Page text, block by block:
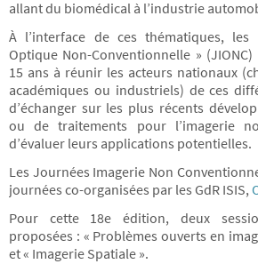
allant du biomédical à l’industrie
À l’interface de ces thématiques, les
Optique Non-Conventionnelle »
15 ans à réunir les acteurs nationaux
académiques ou industriels) de ces
d’échanger sur les plus récents
ou de traitements pour l’imagerie
d’évaluer leurs applications potentielles.
Les Journées Imagerie Non
journées co-organisées par les GdR ISIS,
Pour cette 18e édition, deux
proposées : « Problèmes ouverts en
et « Imagerie Spatiale ».